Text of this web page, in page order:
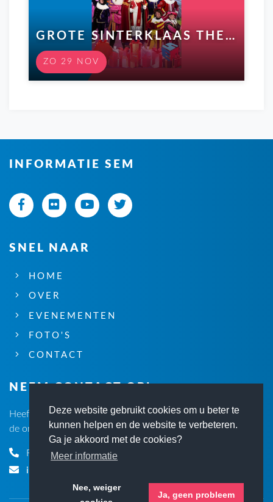
Deze website gebruikt cookies om u beter te
kunnen helpen en de website te verbeteren.
Ga je akkoord met de cookies?
Meer informatie
Nee, weiger
Ja, geen probleem
GROTE SINTERKLAAS THEATERSHOW
ZO 29 NOV
INFORMATIE SEM
SNEL NAAR
HOME
OVER
EVENEMENTEN
FOTO'S
CONTACT
NEEM CONTACT OP!
Heeft u vragen? Neemt dan contact met ons op via één van
de onderstaande gegevens
René Koster (secr.):06 29140502
info@evenementenmiddelburg.nl